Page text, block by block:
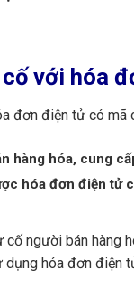
với hóa
đơn điện tử có
hàng hóa, cung
hóa đơn điện tử
người bán hàng
hóa đơn điện